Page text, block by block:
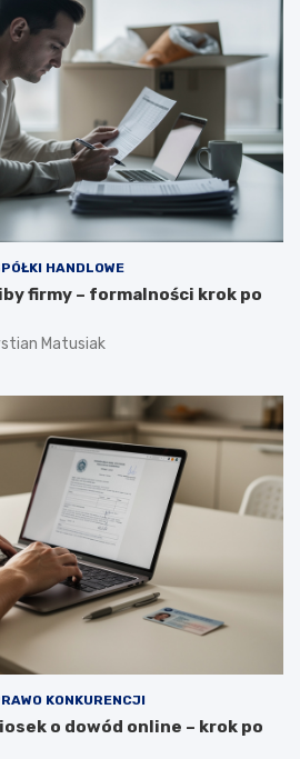
HANDLOWE
firmy – formalności krok po
Matusiak
KONKURENCJI
o dowód online – krok po